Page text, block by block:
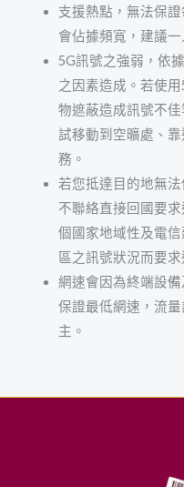
支援熱點，無法保
會佔據頻寬，建議一
5G訊號之強弱，依
之因素造成。若使
物遮蔽造成訊號不
試移動到空曠處、
務。
若您抵達目的地無
不聯絡直接回國要
個國家地域性及電
區之訊號狀況而要求
網速會因為終端設
保證最低網速，流
主。